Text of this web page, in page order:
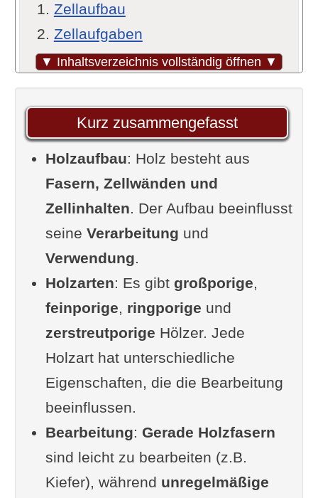
▼ Inhaltsverzeichnis vollständig öffnen ▼
Zellaufbau
Zellaufgaben
Holz-Querschnitt
Jahresringe
Porigkeit des Holzes
Die Bedeutung des Holzaufbaus
beim Arbeiten mit Holz
Leicht zu bearbeitende
Holzfasern
Schwer zu bearbeitende
Holzfasern
Weitere Beispiele
Richtung der Holzfaser
Schnittweisen
Restfeuchte im Holz
Vorbehandeltes Holz
Finde das richtige Holz für dein
Projekt
Ergänzung oder Frage von dir?
Zusammenfassung
Kurz zusammengefasst
Holzaufbau: Holz besteht aus
Fasern, Zellwänden und
Zellinhalten. Der Aufbau beeinflusst
seine Verarbeitung und
Verwendung.
Holzarten: Es gibt großporige,
feinporige, ringporige und
zerstreutporige Hölzer. Jede
Holzart hat unterschiedliche
Eigenschaften, die die Bearbeitung
beeinflussen.
Bearbeitung: Gerade Holzfasern
sind leicht zu bearbeiten (z.B.
Kiefer), während unregelmäßige